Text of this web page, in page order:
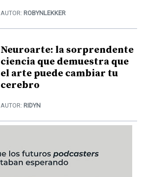
AUTOR: ROBYNLEKKER
Neuroarte: la sorprendente
ciencia que demuestra que
el arte puede cambiar tu
cerebro
AUTOR: RIDYN